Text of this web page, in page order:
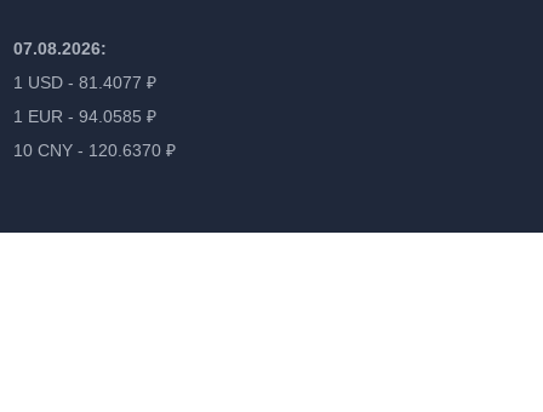
07.08.2026:
1 USD - 81.4077 ₽
1 EUR - 94.0585 ₽
10 CNY - 120.6370 ₽